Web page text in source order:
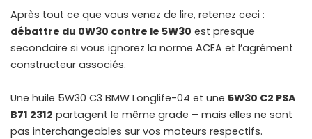
Après tout ce que vous venez de lire, retenez ceci :
débattre du 0W30 contre le 5W30 est presque
secondaire si vous ignorez la norme ACEA et l’agrément
constructeur associés.
Une huile 5W30 C3 BMW Longlife-04 et une 5W30 C2 PSA
B71 2312 partagent le même grade – mais elles ne sont
pas interchangeables sur vos moteurs respectifs.